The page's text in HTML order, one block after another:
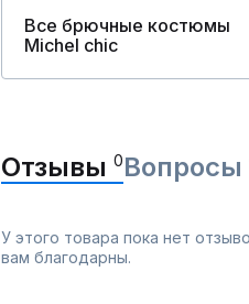
Все брючные костюмы
Michel chic
Отзывы 0Вопросы
У этого товара пока нет
вам благодарны.